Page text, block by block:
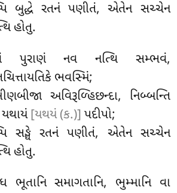
બુદ્ધે રતનં પણીતં, એતેન સચ્ચેન
હોતુ.
પુરાણં નવ નત્થિ સમ્ભવં,
ભવસ્મિં;
અવિરૂળ્હિછન્દા, નિબ્બન્તિ
યથાયં[યથયં (ક.)] પદીપો;
સઙ્ઘે રતનં પણીતં, એતેન સચ્ચેન
હોતુ.
ભૂતાનિ સમાગતાનિ, ભુમ્માનિ વા